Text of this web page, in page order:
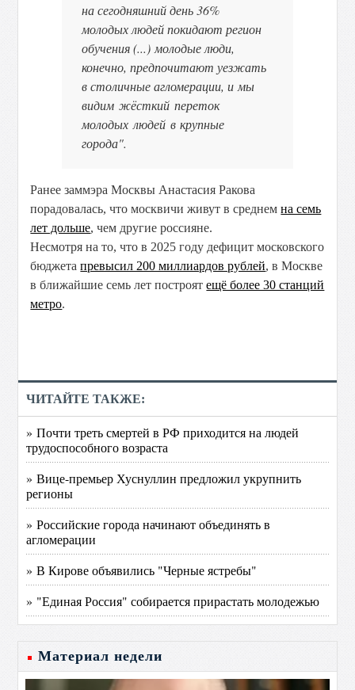
на сегодняшний день 36%
молодых людей покидают регион
обучения (...) молодые люди,
конечно, предпочитают уезжать
в столичные агломерации, и мы
видим жёсткий переток
молодых людей в крупные
города".
Ранее заммэра Москвы Анастасия Ракова
порадовалась, что москвичи живут в среднемна семь
лет дольше, чем другие россияне.
Несмотря на то, что в 2025 году дефицит московского
бюджетапревысил 200 миллиардов рублей, в Москве
в ближайшие семь лет построятещё более 30 станций
метро.
ЧИТАЙТЕ ТАКЖЕ:
» Почти треть смертей в РФ приходится на людей
трудоспособного возраста
» Вице-премьер Хуснуллин предложил укрупнить
регионы
» Российские города начинают объединять в
агломерации
» В Кирове объявились "Черные ястребы"
» "Единая Россия" собирается прирастать молодежью
Материал недели